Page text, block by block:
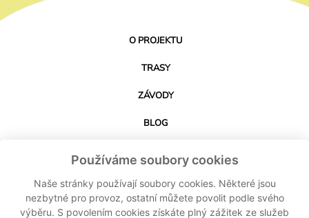
Používáme soubory cookies
Naše stránky používají soubory cookies. Některé jsou
nezbytné pro provoz, ostatní můžete povolit podle svého
výběru. S povolením cookies získáte plný zážitek ze služeb
O PROJEKTU
TRASY
ZÁVODY
BLOG
KONTAKT